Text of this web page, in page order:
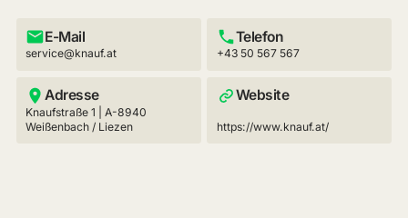
E-Mail
service@knauf.at
Telefon
+43 50 567 567
Adresse
Knaufstraße 1 | A-8940
Weißenbach / Liezen
Website
https://www.knauf.at/